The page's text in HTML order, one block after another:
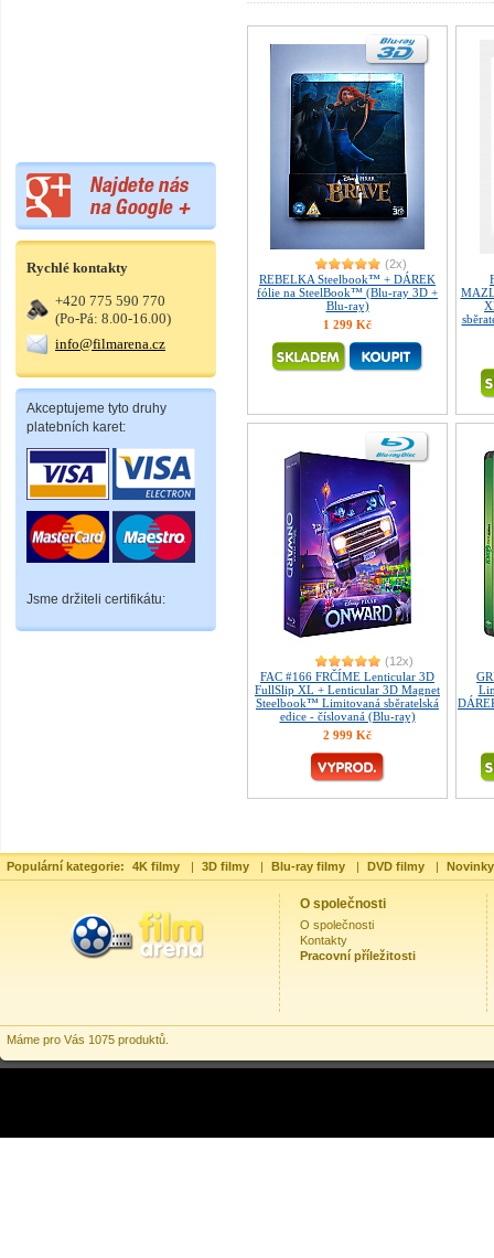
Rychlé kontakty
+420 775 590 770
(Po-Pá: 8.00-16.00)
info@filmarena.cz
Akceptujeme tyto druhy
platebních karet:
Jsme držiteli certifikátu:
(2x)
REBELKA Steelbook™ + DÁREK
fólie na SteelBook™ (Blu-ray 3D +
Blu-ray)
1 299 Kč
(12x)
FAC #166 FRČÍME Lenticular 3D
FullSlip XL + Lenticular 3D Magnet
Steelbook™ Limitovaná sběratelská
edice - číslovaná (Blu-ray)
2 999 Kč
Populární kategorie: 4K filmy | 3D filmy | Blu-ray filmy | DVD filmy |
O společnosti
O společnosti
Kontakty
Pracovní příležitosti
Máme pro Vás 1075 produktů.